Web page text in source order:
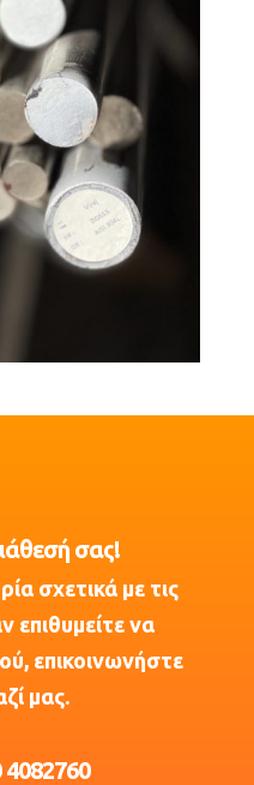
σας!
σχετικά με τις
επιθυμείτε να
επικοινωνήστε
μας.
4082760